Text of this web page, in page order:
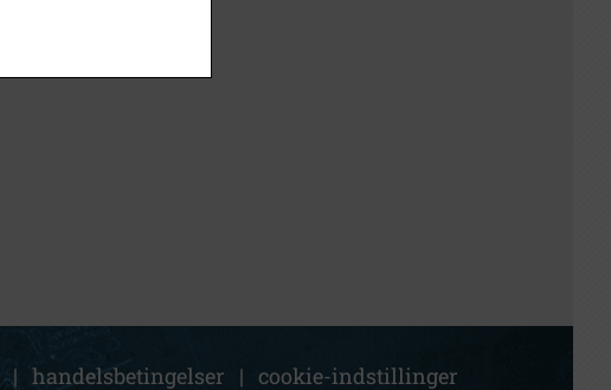
| handelsbetingelser | cookie-indstillinger